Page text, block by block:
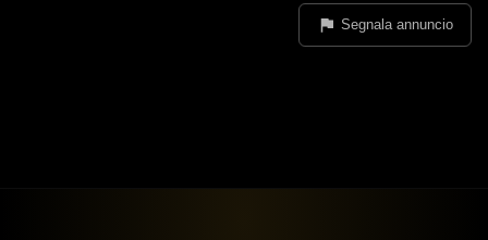
Segnala annuncio